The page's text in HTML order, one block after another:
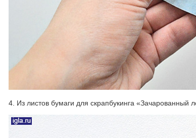
4. Из листов бумаги для скрапбукинга